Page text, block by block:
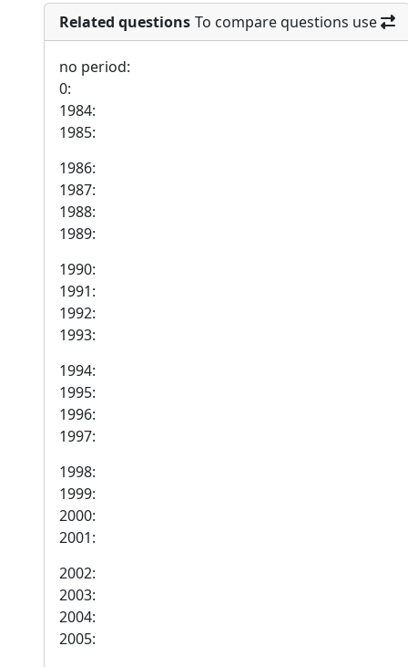
Related questions To compare questions use
no period:
0:
1984:
1985:
1986:
1987:
1988:
1989:
1990:
1991:
1992:
1993:
1994:
1995:
1996:
1997:
1998:
1999:
2000:
2001:
2002:
2003:
2004:
2005: